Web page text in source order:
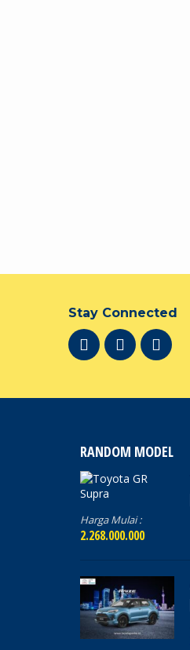
Stay Connected
RANDOM MODEL
Harga Mulai :
2.268.000.000